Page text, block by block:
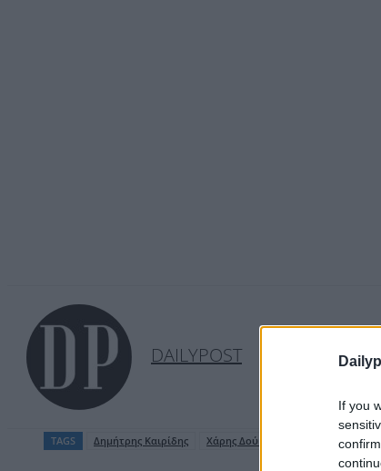
If you
DAILYPOST
TAGS Δημήτρης Καιρίδης Χάρης Δούκας